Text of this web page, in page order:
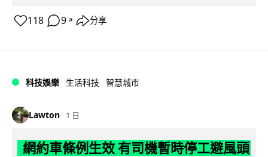
118 9 ↗ 分享
科技娛樂 生活科技 智慧城市
Lawton 1 日
網約車條例生效 有司機暫時停工避風頭